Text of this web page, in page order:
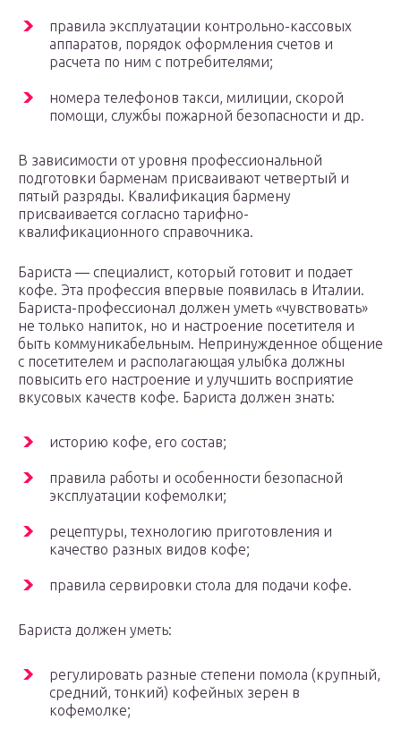
правила эксплуатации контрольно-кассовых
аппаратов, порядок оформления счетов и
расчета по ним с потребителями;
номера телефонов такси, милиции, скорой
помощи, службы пожарной безопасности и др.
В зависимости от уровня профессиональной
подготовки барменам присваивают четвертый и
пятый разряды. Квалификация бармену
присваивается согласно тарифно-
квалификационного справочника.
Бариста — специалист, который готовит и подает
кофе. Эта профессия впервые появилась в Италии.
Бариста-профессионал должен уметь «чувствовать»
не только напиток, но и настроение посетителя и
быть коммуникабельным. Непринужденное общение
с посетителем и располагающая улыбка должны
повысить его настроение и улучшить восприятие
вкусовых качеств кофе. Бариста должен знать:
историю кофе, его состав;
правила работы и особенности безопасной
эксплуатации кофемолки;
рецептуры, технологию приготовления и
качество разных видов кофе;
правила сервировки стола для подачи кофе.
Бариста должен уметь:
регулировать разные степени помола (крупный,
средний, тонкий) кофейных зерен в
кофемолке;